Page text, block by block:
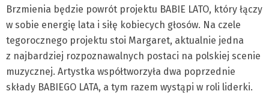
Brzmienia będzie powrót projektu BABIE LATO, który łączy
w sobie energię lata i siłę kobiecych głosów. Na czele
tegorocznego projektu stoi Margaret, aktualnie jedna
z najbardziej rozpoznawalnych postaci na polskiej scenie
muzycznej. Artystka współtworzyła dwa poprzednie
składy BABIEGO LATA, a tym razem wystąpi w roli liderki.